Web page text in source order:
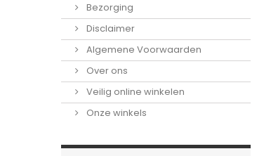
Bezorging
Disclaimer
Algemene Voorwaarden
Over ons
Veilig online winkelen
Onze winkels